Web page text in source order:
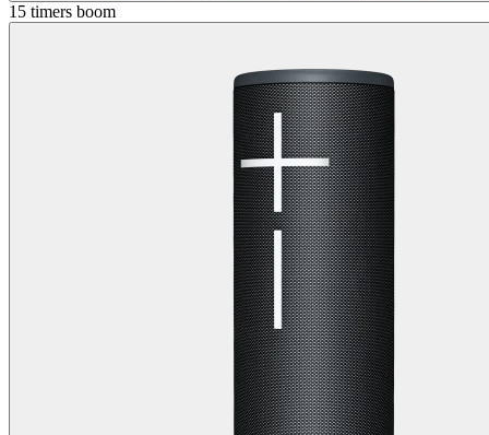
15 timers boom